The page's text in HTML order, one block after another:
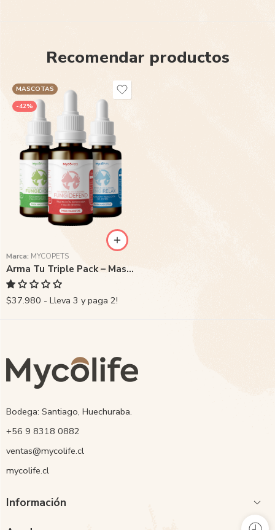
Recomendar productos
MASCOTAS
-42%
Marca: MYCOPETS
Arma Tu Triple Pack – Mascotas
$37.980 - Lleva 3 y paga 2!
Bodega: Santiago, Huechuraba.
‭+56 9 8318 0882‬
ventas@mycolife.cl
mycolife.cl
Información